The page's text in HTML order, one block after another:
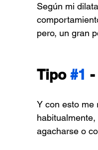
Según mi
pero, un gran
Tipo #1 -
Y con esto me
agacharse o